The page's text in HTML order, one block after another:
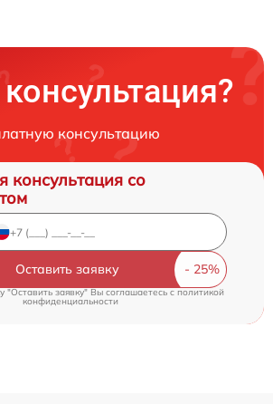
консультацию
консультация со
Оставить заявку
"Оставить заявку" Вы соглашаетесь cполитикой
конфиденциальности